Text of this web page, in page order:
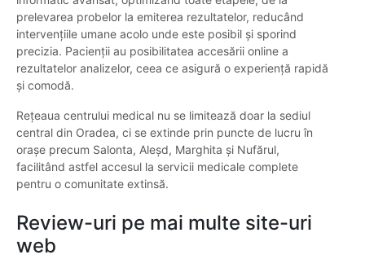
prelevarea probelor la emiterea rezultatelor, reducând
intervențiile umane acolo unde este posibil și sporind
precizia. Pacienții au posibilitatea accesării online a
rezultatelor analizelor, ceea ce asigură o experiență rapidă
și comodă.
Rețeaua centrului medical nu se limitează doar la sediul
central din Oradea, ci se extinde prin puncte de lucru în
orașe precum Salonta, Aleșd, Marghita și Nufărul,
facilitând astfel accesul la servicii medicale complete
pentru o comunitate extinsă.
Review-uri pe mai multe site-uri
web